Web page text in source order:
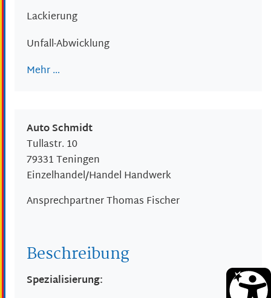
Lackierung
Unfall-Abwicklung
Mehr …
Auto Schmidt
Tullastr. 10
79331Teningen
Einzelhandel/Handel Handwerk
AnsprechpartnerThomas Fischer
Beschreibung
Spezialisierung: